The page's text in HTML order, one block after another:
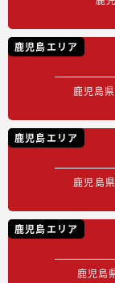
鹿児島エリア
鹿児島
鹿児島エリア
鹿児島
鹿児島エリア
鹿児島